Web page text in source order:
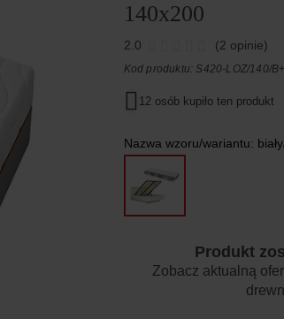
140x200
2.0 (2 opinie)
Kod produktu: S420-LOZ/140/
12 osób kupiło ten produkt
Nazwa wzoru/wariantu:
Produkt
Zobacz aktualną